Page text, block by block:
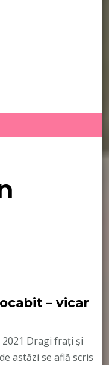
– vicar
Dragi frați și
astăzi se află scris